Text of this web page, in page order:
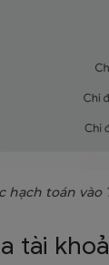
toán vào
tài